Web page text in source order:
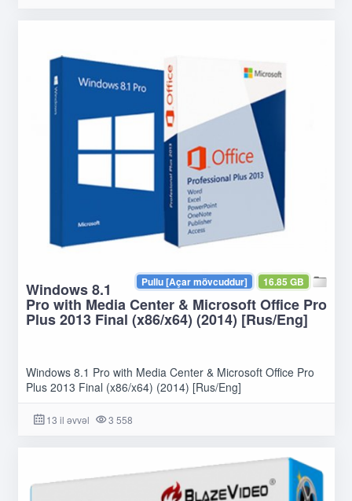
16.85 GB
Pullu [Açar mövcuddur]
Windows 8.1
Pro with Media Center & Microsoft Office Pro
Plus 2013 Final (x86/x64) (2014) [Rus/Eng]
Windows 8.1 Pro with Media Center & Microsoft Office Pro
Plus 2013 Final (x86/x64) (2014) [Rus/Eng]
13 il əvvəl 3 558